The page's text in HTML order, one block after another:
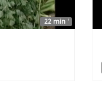
22 min '